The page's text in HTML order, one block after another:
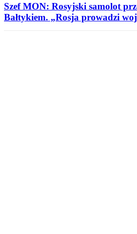
Szef MON: Rosyjski samolot
Bałtykiem. „Rosja prowadzi